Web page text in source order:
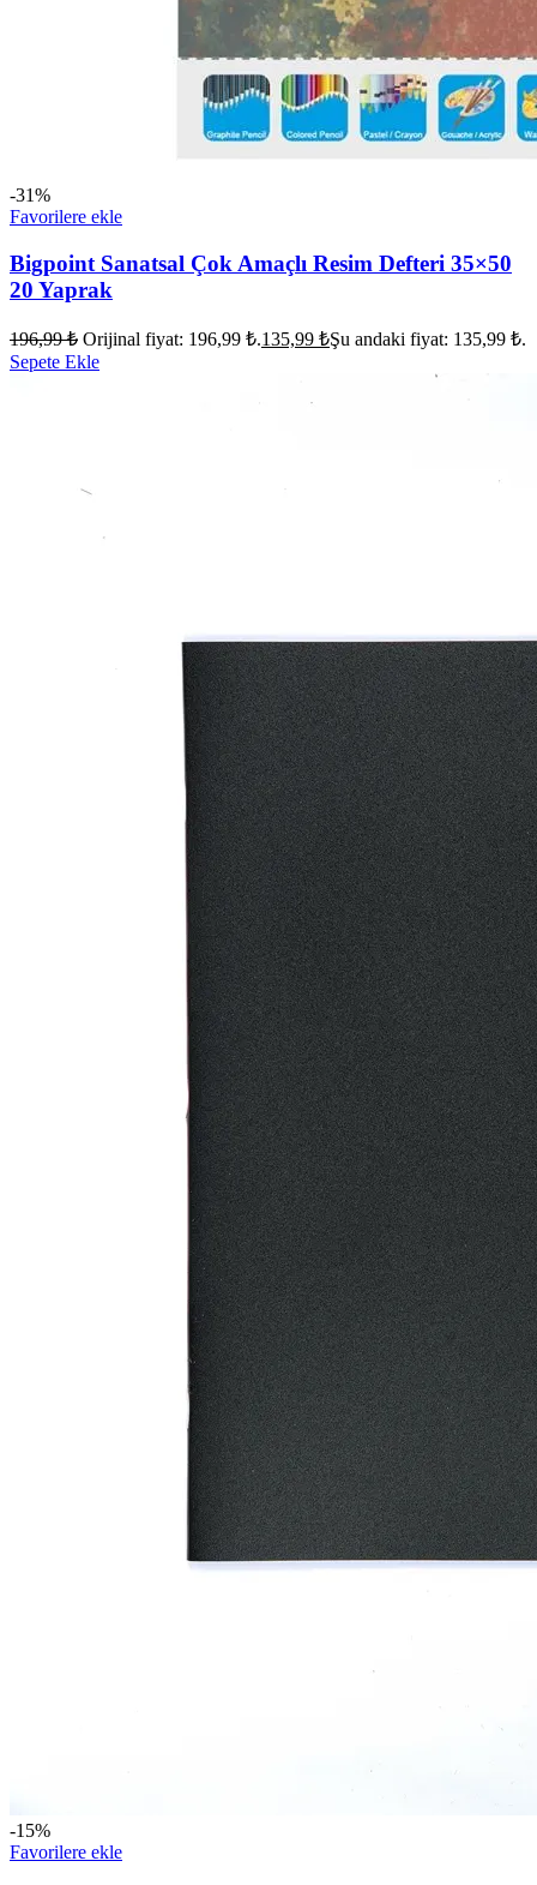
-31%
Favorilere ekle
Bigpoint Sanatsal Çok Amaçlı Resim Defteri 35×50
20 Yaprak
196,99₺ Orijinal fiyat: 196,99 ₺.135,99 ₺Şu andaki fiyat: 135,99 ₺.
Sepete Ekle
-15%
Favorilere ekle